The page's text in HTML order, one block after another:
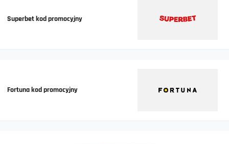
Superbet kod promocyjny
Fortuna kod promocyjny